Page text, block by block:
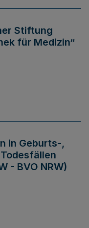
Stiftung
für Medizin“
in Geburts-,
- BVO NRW)